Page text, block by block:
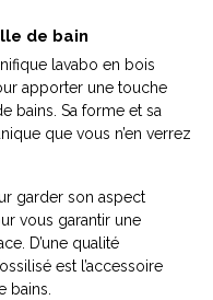
de bain
lavabo en bois
apporter une touche
bains. Sa forme et sa
que vous n’en verrez
garder son aspect
vous garantir une
D’une qualité
est l’accessoire
bains.